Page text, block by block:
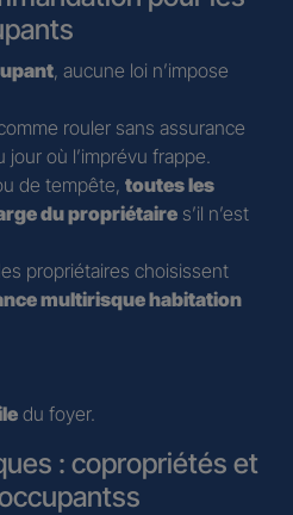
, aucune loi n’impose
rouler sans assurance
jour où l’imprévu frappe.
de tempête, toutes les
du propriétaire s’il n’est
propriétaires choisissent
multirisque habitation
du foyer.
: copropriétés et